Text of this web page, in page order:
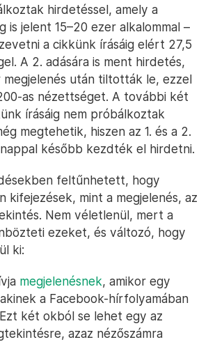
hirdetéssel, amely a
is jelent 15–20 ezer alkalommal –
a cikkünk írásáig elért 27,5
A 2. adására is ment hirdetés,
megjelenés után tiltották le, ezzel
as nézettséget. A további két
írásáig nem próbálkoztak
megtehetik, hiszen az 1. és a 2.
később kezdték el hirdetni.
feltűnhetett, hogy
kifejezések, mint a megjelenés, az
Nem véletlenül, mert a
ezeket, és változó, hogy
ki:
megjelenésnek, amikor egy
a Facebook-hírfolyamában
két okból se lehet egy az
azaz nézőszámra